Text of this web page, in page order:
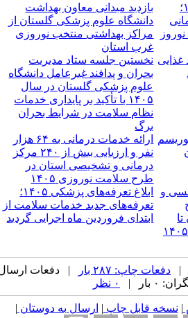
بازدید میدانی معاون بهداشت
دانشگاه علوم پزشکی گلستان از
مراکز بهداشتی منتخب نوروزی
غرب استان
نخستین جلسه ستاد مدیریت
بحران و پدافند غیرعامل دانشگاه
علوم پزشکی گلستان در سال
۱۴۰۵ با تأکید بر پایداری خدمات
نظام سلامت در شرایط بحران
برگ
ارائه خدمات درمانی به ۶۴ هزار
نفر و ارزیابی بیش از ۲۴۰ مرکز
درمانی و تشخیصی استان در
طرح سلامت نوروزی ۱۴۰۵
و
ابلاغ تعرفه‌های پزشکی ۱۴۰۵؛
تعرفه‌های جدید خدمات سلامت از
ابتدای فروردین ماه ‌اجرایی گردید
دفعات چاپ: ۲۸۷ بار
| دفعات ارسال
۰ بار |
| نسخه قابل چاپ| ارسال به دوستان|